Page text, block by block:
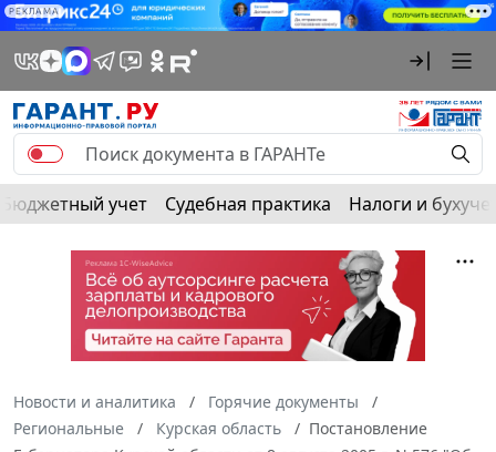
РЕКЛАМА
Бюджетный учет Судебная практика Налоги и
Новости и аналитика
Горячие документы
Региональные
Курская область
Постановление